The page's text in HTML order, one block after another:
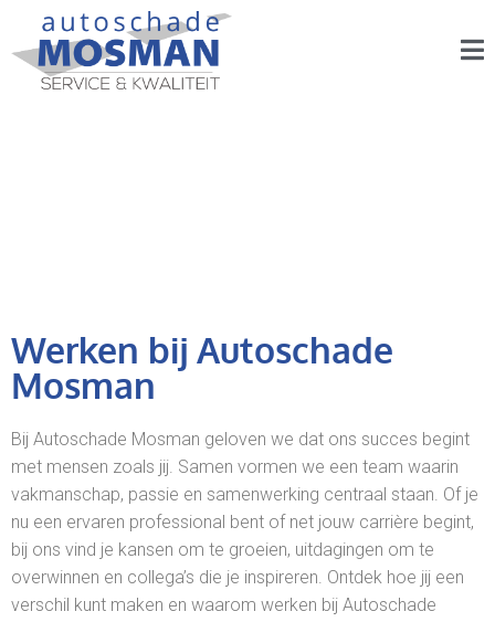
Werken bij Autoschade
Mosman
Bij Autoschade Mosman geloven we dat ons succes begint
met mensen zoals jij. Samen vormen we een team waarin
vakmanschap, passie en samenwerking centraal staan. Of je
nu een ervaren professional bent of net jouw carrière begint,
bij ons vind je kansen om te groeien, uitdagingen om te
overwinnen en collega’s die je inspireren. Ontdek hoe jij een
verschil kunt maken en waarom werken bij Autoschade